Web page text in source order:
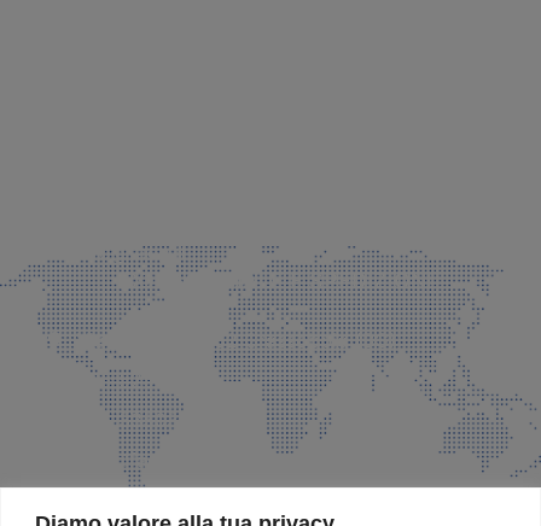
info@faeg.it
COMMERCIALE E SPEDIZIONI
Via Padre Elzi, 32 Grassobbio (BG)
035 525015
035 335037
info@faeg.it
SITE MAP